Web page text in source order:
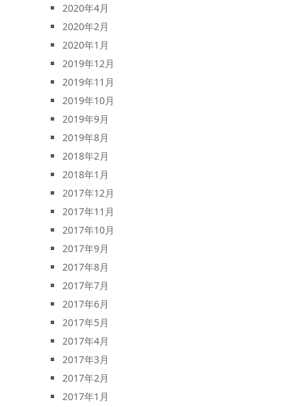
2020年4月
2020年2月
2020年1月
2019年12月
2019年11月
2019年10月
2019年9月
2019年8月
2018年2月
2018年1月
2017年12月
2017年11月
2017年10月
2017年9月
2017年8月
2017年7月
2017年6月
2017年5月
2017年4月
2017年3月
2017年2月
2017年1月